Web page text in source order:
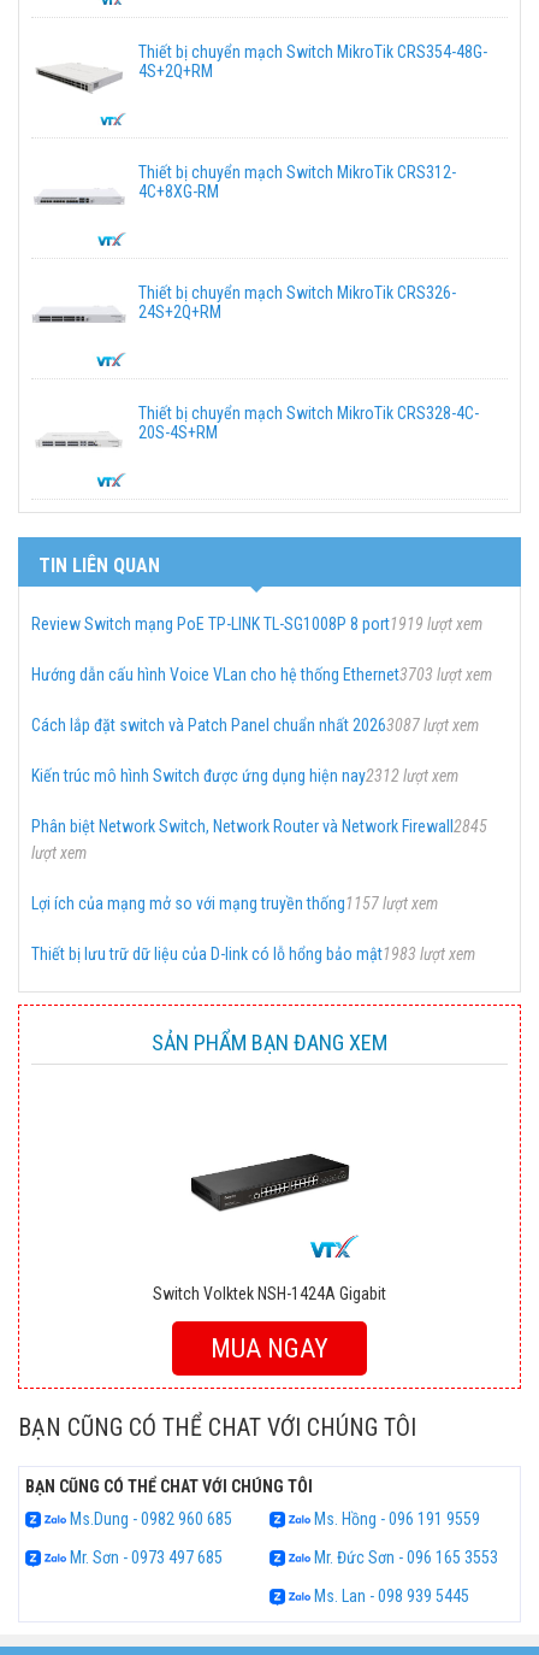
Thiết bị chuyển mạch Switch MikroTik CRS354-48G-
4S+2Q+RM
Thiết bị chuyển mạch Switch MikroTik CRS312-
4C+8XG-RM
Thiết bị chuyển mạch Switch MikroTik CRS326-
24S+2Q+RM
Thiết bị chuyển mạch Switch MikroTik CRS328-4C-
20S-4S+RM
TIN LIÊN QUAN
Review Switch mạng PoE TP-LINK TL-SG1008P 8 port1919 lượt xem
Hướng dẫn cấu hình Voice VLan cho hệ thống Ethernet3703 lượt xem
Cách lắp đặt switch và Patch Panel chuẩn nhất 20263087 lượt xem
Kiến trúc mô hình Switch được ứng dụng hiện nay2312 lượt xem
Phân biệt Network Switch, Network Router và Network Firewall 2845
lượt xem
Lợi ích của mạng mở so với mạng truyền thống1157 lượt xem
Thiết bị lưu trữ dữ liệu của D-link có lỗ hổng bảo mật1983 lượt xem
SẢN PHẨM BẠN ĐANG XEM
Switch Volktek NSH-1424A Gigabit
MUA NGAY
BẠN CŨNG CÓ THỂ CHAT VỚI CHÚNG TÔI
BẠN CŨNG CÓ THỂ CHAT VỚI CHÚNG TÔI
Ms.Dung - 0982 960 685
Ms. Hồng - 096 191 9559
Mr. Sơn - 0973 497 685
Mr. Đức Sơn - 096 165 3553
Ms. Lan - 098 939 5445